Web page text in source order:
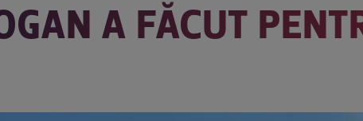
A FĂCUT